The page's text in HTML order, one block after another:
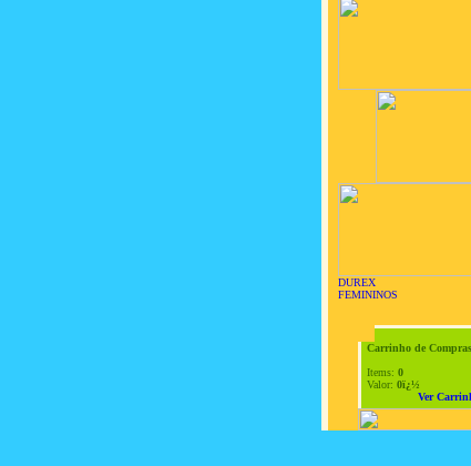
DUREX
FEMININOS
Carrinho de Compras
Items: 0
Valor: 0ï¿½
Ver